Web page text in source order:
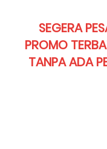
SEGERA
PROMO
TANPA ADA